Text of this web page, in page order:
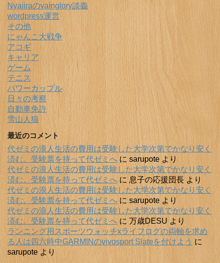
Nyajiraのvainglory談義
wordpress運営
その他
にゃんこ大戦争
アコギ
キャリア
ゲーム
テニス
パワーカップル
日々の考察
自動車免許
雪山人狼
最近のコメント
代ゼミの浪人生活の費用は受験した大学次第でかなり安く
済む。受験票を持って代ゼミへ にsarupote より
代ゼミの浪人生活の費用は受験した大学次第でかなり安く
済む。受験票を持って代ゼミへに 息子の応援団長 より
代ゼミの浪人生活の費用は受験した大学次第でかなり安く
済む。受験票を持って代ゼミへにsarupote より
代ゼミの浪人生活の費用は受験した大学次第でかなり安く
済む。受験票を持って代ゼミへ に 万歳DESU より
ランニング用スポーツウォッチxライフログの両軸を求め
る人は四六時中GARMINのvivosport Slateを付けよう に
sarupoteより